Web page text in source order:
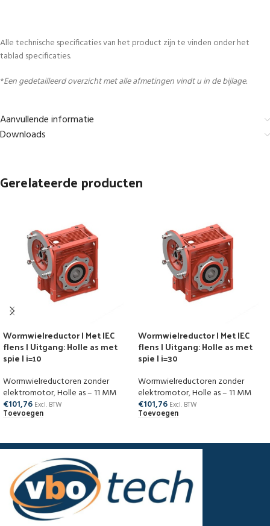
Alle technische specificaties van het product zijn te vinden onder het
tablad specificaties.
*Een gedetailleerd overzicht met alle afmetingen vindt u in de bijlage.
Aanvullende informatie
Downloads
Gerelateerde producten
Wormwielreductor | Met IEC
flens | Uitgang: Holle as met
spie | i=10
Wormwielreductoren zonder
elektromotor,Holle as – 11 MM
€101,76 Excl. BTW
Toevoegen
Wormwielreductor | Met IEC
flens | Uitgang: Holle as met
spie | i=30
Wormwielreductoren zonder
elektromotor,Holle as – 11 MM
€101,76 Excl. BTW
Toevoegen